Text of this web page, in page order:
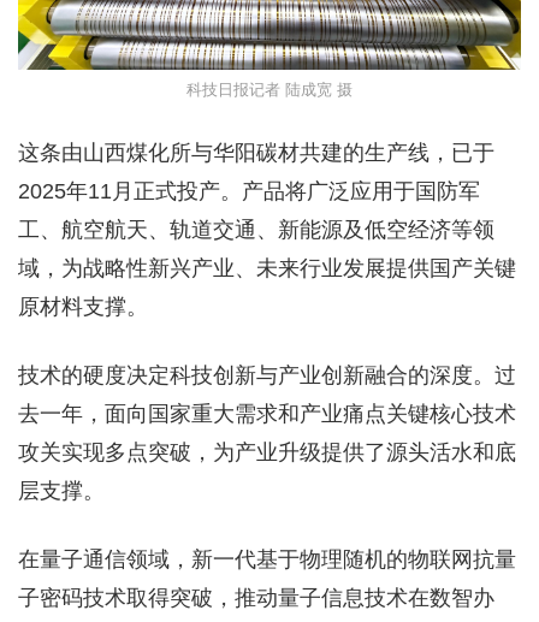
科技日报记者 陆成宽 摄
这条由山西煤化所与华阳碳材共建的生产线，已于
2025年11月正式投产。产品将广泛应用于国防军
工、航空航天、轨道交通、新能源及低空经济等领
域，为战略性新兴产业、未来行业发展提供国产关键
原材料支撑。
技术的硬度决定科技创新与产业创新融合的深度。过
去一年，面向国家重大需求和产业痛点关键核心技术
攻关实现多点突破，为产业升级提供了源头活水和底
层支撑。
在量子通信领域，新一代基于物理随机的物联网抗量
子密码技术取得突破，推动量子信息技术在数智办